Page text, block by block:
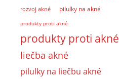
rozvoj akné
pilulky na akné
produkty proti akné
produkty proti akné
liečba akné
pilulky na liečbu akné